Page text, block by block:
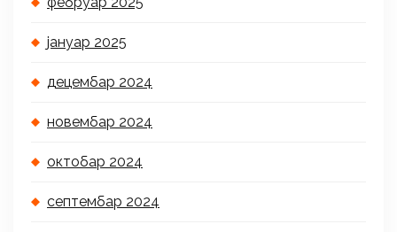
јануар 2025
децембар 2024
новембар 2024
октобар 2024
септембар 2024